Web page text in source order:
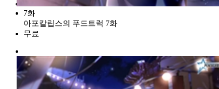
7화
아포칼립스의 푸드트럭 7화
무료